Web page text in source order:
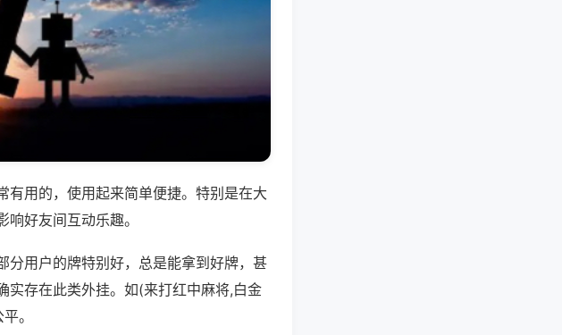
有用的，使用起来简单便捷。特别是在大
好友间互动乐趣。
分用户的牌特别好，总是能拿到好牌，甚
实存在此类外挂。如(来打红中麻将,白金
。